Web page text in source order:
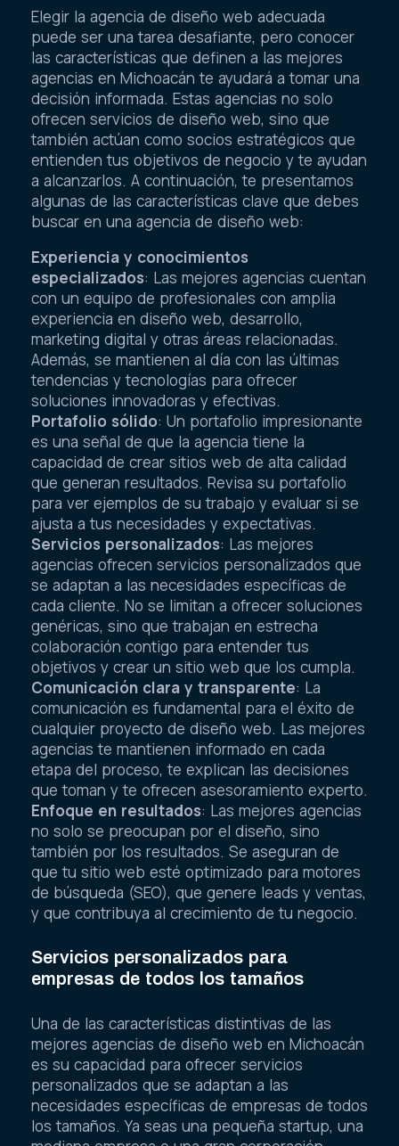
Elegir la agencia de diseño web adecuada
puede ser una tarea desafiante, pero conocer
las características que definen a las mejores
agencias en Michoacán te ayudará a tomar una
decisión informada. Estas agencias no solo
ofrecen servicios de diseño web, sino que
también actúan como socios estratégicos que
entienden tus objetivos de negocio y te ayudan
a alcanzarlos. A continuación, te presentamos
algunas de las características clave que debes
buscar en una agencia de diseño web:
Experiencia y conocimientos
especializados: Las mejores agencias cuentan
con un equipo de profesionales con amplia
experiencia en diseño web, desarrollo,
marketing digital y otras áreas relacionadas.
Además, se mantienen al día con las últimas
tendencias y tecnologías para ofrecer
soluciones innovadoras y efectivas.
Portafolio sólido: Un portafolio impresionante
es una señal de que la agencia tiene la
capacidad de crear sitios web de alta calidad
que generan resultados. Revisa su portafolio
para ver ejemplos de su trabajo y evaluar si se
ajusta a tus necesidades y expectativas.
Servicios personalizados: Las mejores
agencias ofrecen servicios personalizados que
se adaptan a las necesidades específicas de
cada cliente. No se limitan a ofrecer soluciones
genéricas, sino que trabajan en estrecha
colaboración contigo para entender tus
objetivos y crear un sitio web que los cumpla.
Comunicación clara y transparente: La
comunicación es fundamental para el éxito de
cualquier proyecto de diseño web. Las mejores
agencias te mantienen informado en cada
etapa del proceso, te explican las decisiones
que toman y te ofrecen asesoramiento experto.
Enfoque en resultados: Las mejores agencias
no solo se preocupan por el diseño, sino
también por los resultados. Se aseguran de
que tu sitio web esté optimizado para motores
de búsqueda (SEO), que genere leads y ventas,
y que contribuya al crecimiento de tu negocio.
Servicios personalizados para
empresas de todos los tamaños
Una de las características distintivas de las
mejores agencias de diseño web en Michoacán
es su capacidad para ofrecer servicios
personalizados que se adaptan a las
necesidades específicas de empresas de todos
los tamaños. Ya seas una pequeña startup, una